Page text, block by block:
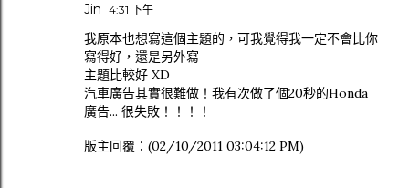
Jin 4:31 下午
我原本也想寫這個主題的，可我覺得我一定不會比你
寫得好，還是另外寫
主題比較好 XD
汽車廣告其實很難做！我有次做了個20秒的Honda
廣告... 很失敗！！！！
版主回覆：(02/10/2011 03:04:12 PM)